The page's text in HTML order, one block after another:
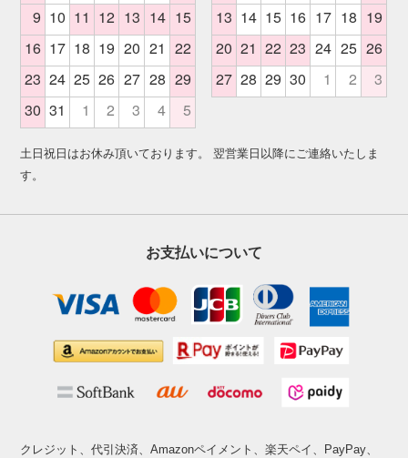
土日祝日はお休み頂いております。 翌営業日以降にご連絡いたしま
す。
お支払いについて
クレジット、代引決済、Amazonペイメント、楽天ペイ、PayPay、